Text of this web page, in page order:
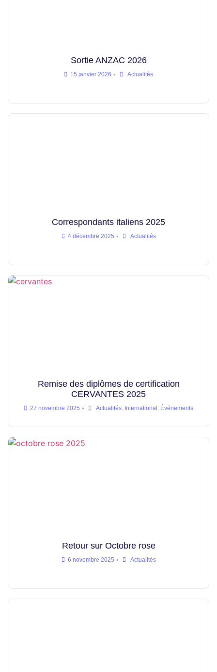
Sortie ANZAC 2026
15 janvier 2026 • Actualités
Correspondants italiens 2025
4 décembre 2025 • Actualités
Remise des diplômes de certification
CERVANTES 2025
27 novembre 2025 • Actualités, International , Événements
Retour sur Octobre rose
6 novembre 2025 • Actualités